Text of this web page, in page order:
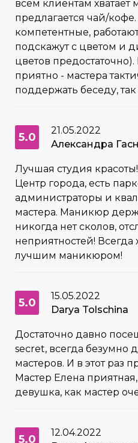
всем клиентам хватает
предлагается чай/
компетентные,
подскажут с цветом и
цветов
приятно - мастера
поддержать беседу,
5.0
21.05.2022
Александра
Лучшая студия
Центр города, есть
администраторы и
мастера. Маникюр
никогда нет сколов,
неприятностей! Всегда
лучшим маникюром!
5.0
15.05.2022
Darya Tolschina
Достаточно давно
secret, всегда безумно
мастеров. И в этот раз
Мастер Елена
девушка, как мастер
5.0
12.04.2022